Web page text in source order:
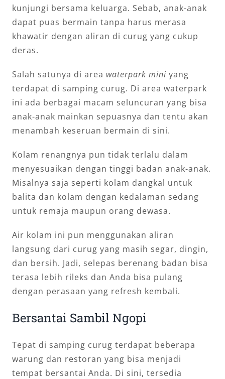
kunjungi bersama keluarga. Sebab, anak-anak
dapat puas bermain tanpa harus merasa
khawatir dengan aliran di curug yang cukup
deras.
Salah satunya di area waterpark mini yang
terdapat di samping curug. Di area waterpark
ini ada berbagai macam seluncuran yang bisa
anak-anak mainkan sepuasnya dan tentu akan
menambah keseruan bermain di sini.
Kolam renangnya pun tidak terlalu dalam
menyesuaikan dengan tinggi badan anak-anak.
Misalnya saja seperti kolam dangkal untuk
balita dan kolam dengan kedalaman sedang
untuk remaja maupun orang dewasa.
Air kolam ini pun menggunakan aliran
langsung dari curug yang masih segar, dingin,
dan bersih. Jadi, selepas berenang badan bisa
terasa lebih rileks dan Anda bisa pulang
dengan perasaan yang refresh kembali.
Bersantai Sambil Ngopi
Tepat di samping curug terdapat beberapa
warung dan restoran yang bisa menjadi
tempat bersantai Anda. Di sini, tersedia